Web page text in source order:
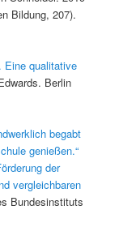
Bildung, 207).
Eine qualitative
Berlin
begabt
genießen.“
der
vergleichbaren
Bundesinstituts